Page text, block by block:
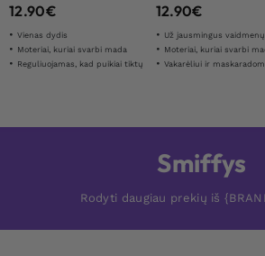
12.90€
Vienas dydis
Moteriai, kuriai svarbi mada
Reguliuojamas, kad puikiai tiktų
12.90€
Už jausmingus vaidmenų
Moteriai, kuriai svarbi
Vakarėliui ir
Smiffys
Rodyti daugiau prekių iš